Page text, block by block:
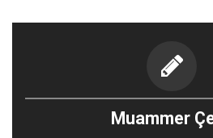
Muammer